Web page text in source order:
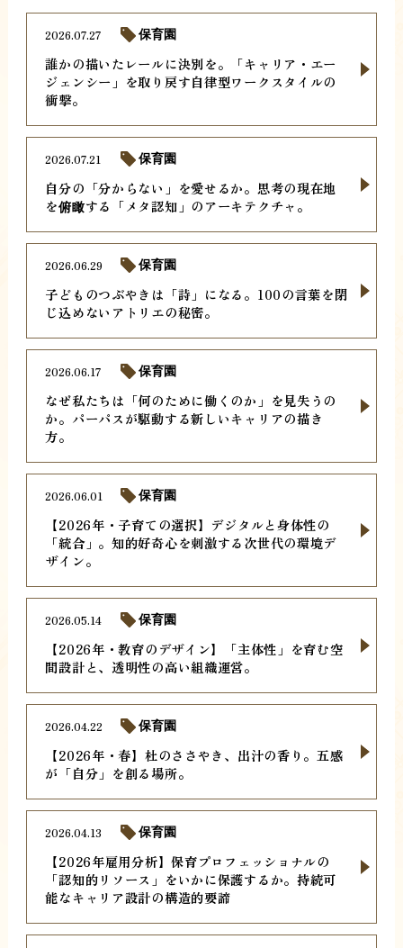
誰かの描いたレールに決別を。「キャリア・エー
ジェンシー」を取り戻す自律型ワークスタイルの
衝撃。
2026.07.27 保育園
自分の「分からない」を愛せるか。思考の現在地
を俯瞰する「メタ認知」のアーキテクチャ。
2026.07.21 保育園
子どものつぶやきは「詩」になる。100の言葉を閉
じ込めないアトリエの秘密。
2026.06.29 保育園
なぜ私たちは「何のために働くのか」を見失うの
か。パーパスが駆動する新しいキャリアの描き
方。
2026.06.17 保育園
【2026年・子育ての選択】デジタルと身体性の
「統合」。知的好奇心を刺激する次世代の環境デ
ザイン。
2026.06.01 保育園
【2026年・教育のデザイン】「主体性」を育む空
間設計と、透明性の高い組織運営。
2026.05.14 保育園
【2026年・春】杜のささやき、出汁の香り。五感
が「自分」を創る場所。
2026.04.22 保育園
【2026年雇用分析】保育プロフェッショナルの
「認知的リソース」をいかに保護するか。持続可
能なキャリア設計の構造的要諦
2026.04.13 保育園